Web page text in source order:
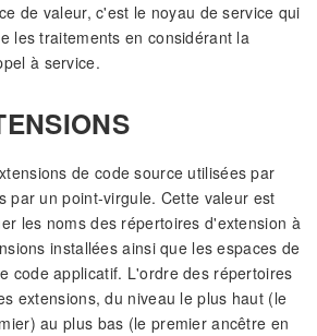
de valeur, c'est le noyau de service qui
les traitements en considérant la
à service.
de code source utilisées par
par un point-virgule. Cette valeur est
les noms des répertoires d'extension à
installées ainsi que les espaces de
code applicatif. L'ordre des répertoires
extensions, du niveau le plus haut (le
au plus bas (le premier ancêtre en